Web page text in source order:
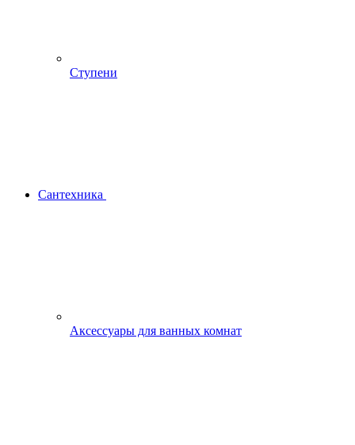
Ступени
Сантехника
Аксессуары для ванных комнат